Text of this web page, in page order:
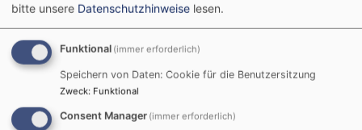
bitte unsere Datenschutzhinweise lesen.
Funktional (immer erforderlich)
Speichern von Daten: Cookie für die Benutzersitzung
Zweck: Funktional
Consent Manager (immer erforderlich)